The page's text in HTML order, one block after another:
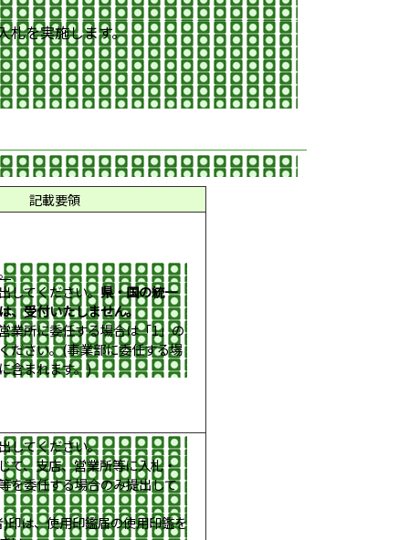
札を実施します。
記載要領
してください。県・国の統一
、受付いたしません。
業所に委任する場合は「1」の
ださい。(事業部に委任する場
含まれます。)
してください。
て、支店、営業所等に入札・
を委任する場合のみ提出して
印は、使用印鑑届の使用印鑑を